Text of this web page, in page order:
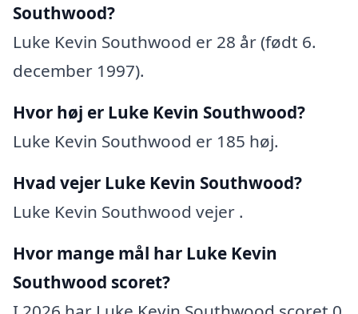
Southwood?
Luke Kevin Southwood er 28 år (født 6.
december 1997).
Hvor høj er Luke Kevin Southwood?
Luke Kevin Southwood er 185 høj.
Hvad vejer Luke Kevin Southwood?
Luke Kevin Southwood vejer .
Hvor mange mål har Luke Kevin
Southwood scoret?